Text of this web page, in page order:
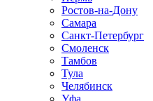
Ростов-на-Дону
Самара
Санкт-Петербург
Смоленск
Тамбов
Тула
Челябинск
Уфа